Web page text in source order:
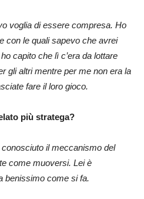
voglia di essere compresa. Ho
con le quali sapevo che avrei
capito che lì c’era da lottare
gli altri mentre per me non era la
fare il loro gioco.
più stratega?
il meccanismo del
come muoversi. Lei è
benissimo come si fa.